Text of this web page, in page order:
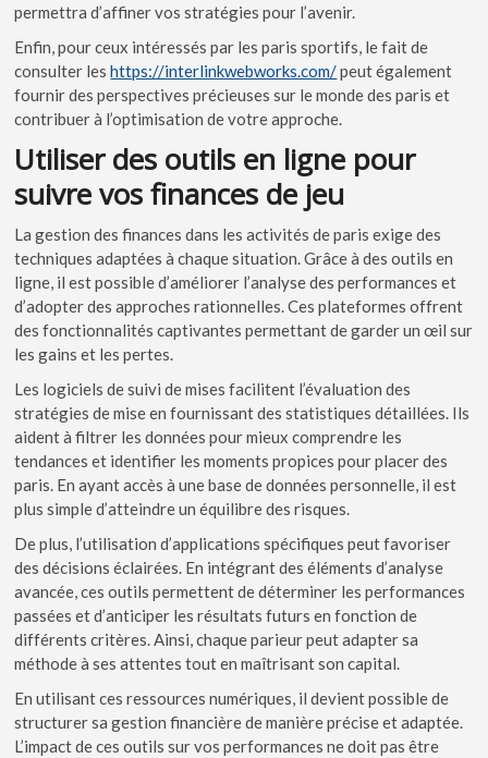
permettra d’affiner vos stratégies pour l’avenir.
Enfin, pour ceux intéressés par les paris sportifs, le fait de
consulter leshttps://interlinkwebworks.com/peut également
fournir des perspectives précieuses sur le monde des paris et
contribuer à l’optimisation de votre approche.
Utiliser des outils en ligne pour
suivre vos finances de jeu
La gestion des finances dans les activités de paris exige des
techniques adaptées à chaque situation. Grâce à des outils en
ligne, il est possible d’améliorer l’analyse des performances et
d’adopter des approches rationnelles. Ces plateformes offrent
des fonctionnalités captivantes permettant de garder un œil sur
les gains et les pertes.
Les logiciels de suivi de mises facilitent l’évaluation des
stratégies de mise en fournissant des statistiques détaillées. Ils
aident à filtrer les données pour mieux comprendre les
tendances et identifier les moments propices pour placer des
paris. En ayant accès à une base de données personnelle, il est
plus simple d’atteindre un équilibre des risques.
De plus, l’utilisation d’applications spécifiques peut favoriser
des décisions éclairées. En intégrant des éléments d’analyse
avancée, ces outils permettent de déterminer les performances
passées et d’anticiper les résultats futurs en fonction de
différents critères. Ainsi, chaque parieur peut adapter sa
méthode à ses attentes tout en maîtrisant son capital.
En utilisant ces ressources numériques, il devient possible de
structurer sa gestion financière de manière précise et adaptée.
L’impact de ces outils sur vos performances ne doit pas être